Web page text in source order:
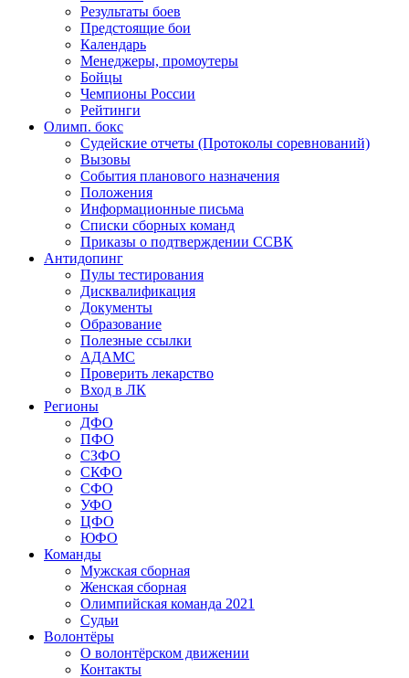
Результаты боев
Предстоящие бои
Календарь
Менеджеры, промоутеры
Бойцы
Чемпионы России
Рейтинги
Олимп. бокс
Судейские отчеты (Протоколы соревнований)
Вызовы
События планового назначения
Положения
Информационные письма
Списки сборных команд
Приказы о подтверждении ССВК
Антидопинг
Пулы тестирования
Дисквалификация
Документы
Образование
Полезные ссылки
АДАМС
Проверить лекарство
Вход в ЛК
Регионы
ДФО
ПФО
СЗФО
СКФО
СФО
УФО
ЦФО
ЮФО
Команды
Мужская сборная
Женская сборная
Олимпийская команда 2021
Судьи
Волонтёры
О волонтёрском движении
Контакты